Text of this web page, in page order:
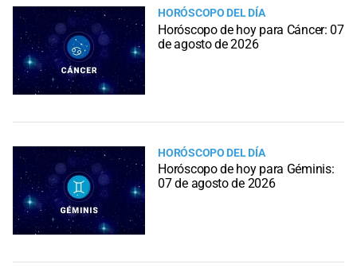
HORÓSCOPO DEL DÍA
Horóscopo de hoy para Cáncer: 07
de agosto de 2026
HORÓSCOPO DEL DÍA
Horóscopo de hoy para Géminis:
07 de agosto de 2026